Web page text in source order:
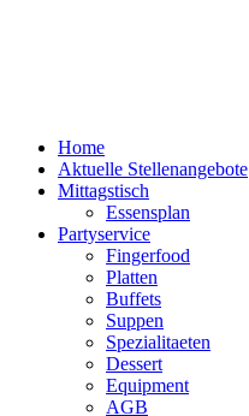
Home
Aktuelle Stellenangebote
Mittagstisch
Essensplan
Partyservice
Fingerfood
Platten
Buffets
Suppen
Spezialitaeten
Dessert
Equipment
AGB